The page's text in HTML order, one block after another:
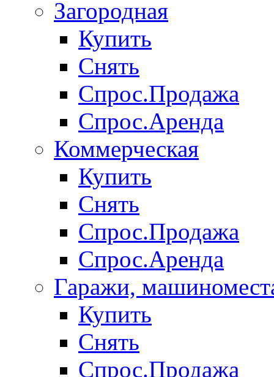
Загородная
Купить
Снять
Спрос.Продажа
Спрос.Аренда
Коммерческая
Купить
Снять
Спрос.Продажа
Спрос.Аренда
Гаражи,
Купить
Снять
Спрос.Продажа